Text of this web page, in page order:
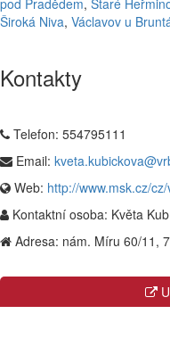
pod Pradědem, Staré
Široká Niva, Václavov u
Kontakty
Telefon: 554795111
Email:
Web: http://www.msk.cz/
Kontaktní osoba: Květa
Adresa: nám. Míru 60/11,